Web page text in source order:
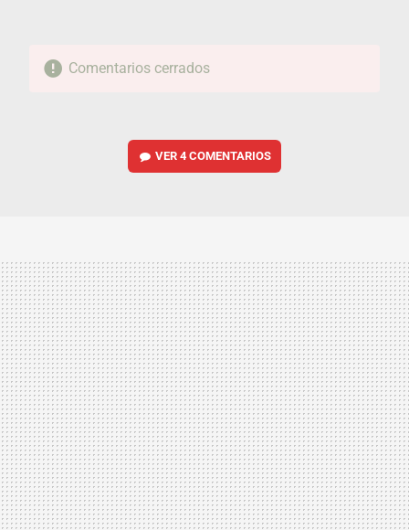
Comentarios cerrados
VER4 COMENTARIOS